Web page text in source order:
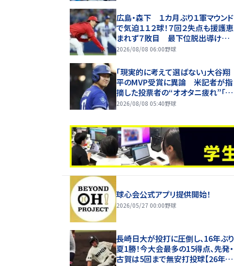
広島・森下 １カ月ぶり１軍マウンド
で気迫１１２球！７回２失点も援護恵
まれず７敗目 最下位脱出導けず
「チーム勝たせたかった」
2026/08/08 06:00野球
「現実的に考えて選ばない」大谷翔
平のMVP受賞に異論 米記者が指
摘した投票者の“オオタニ疲れ”「投
票する人間たちの飽きは本当にあ
2026/08/08 05:40野球
球心会公式アプリ提供開始！
2026/05/27 00:00野球
長崎日大が投打に圧倒し、16年ぶり
夏1勝！今大会最多の15得点、先発・
古賀は5回まで無安打投球【26年夏